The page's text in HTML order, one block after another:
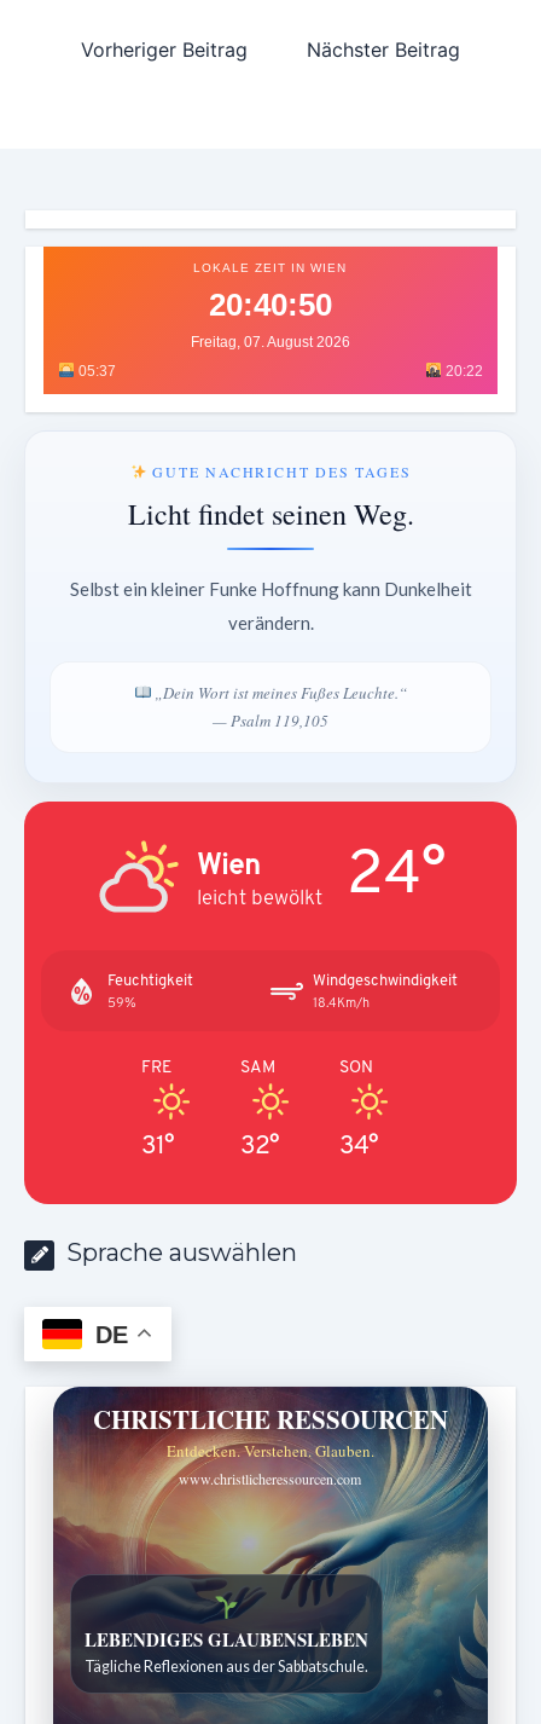
Vorheriger Beitrag Nächster Beitrag
LOKALE ZEIT IN WIEN
20:40:53
Freitag, 07. August 2026
05:37
20:22
GUTE NACHRICHT DES TAGES
Licht findet seinen Weg.
Selbst ein kleiner Funke Hoffnung kann Dunkelheit
verändern.
„Dein Wort ist meines Fußes Leuchte.“
— Psalm 119,105
Wien
leicht bewölkt 24°
Feuchtigkeit
59%
Windgeschwindigkeit
18.4Km/h
FRE
31°
SAM
32°
SON
34°
Sprache auswählen
DE
CHRISTLICHE RESSOURCEN
Entdecken. Verstehen. Glauben.
www.christlicheressourcen.com
Bibelgeschichten zum Staunen
Kindergeschichten für 7 bis 12 Jahre.